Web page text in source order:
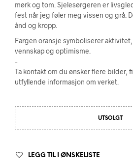
mørk og tom. Sjelesørgeren er
fest når jeg føler meg vissen og grå.
ånd og kropp.
Fargen oransje symboliserer
vennskap og optimisme.
–
Ta kontakt om du ønsker flere bilder,
utfyllende informasjon om verket.
UTSOLGT
LEGG TIL I ØNSKELISTE